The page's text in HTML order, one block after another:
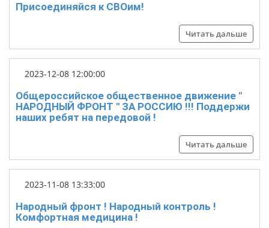
Присоединяйся к СВОим!
Читать дальше
2023-12-08 12:00:00
Общероссийское общественное движение "
НАРОДНЫЙ ФРОНТ " ЗА РОССИЮ !!! Поддержи
наших ребят на передовой !
Читать дальше
2023-11-08 13:33:00
Народный фронт ! Народный контроль !
Комфортная медицина !